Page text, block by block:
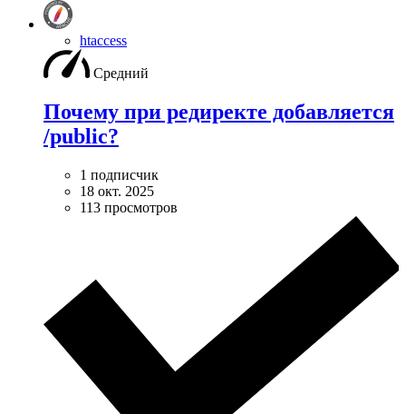
htaccess
Средний
Почему при редиректе добавляется
/public?
1 подписчик
18 окт. 2025
113 просмотров